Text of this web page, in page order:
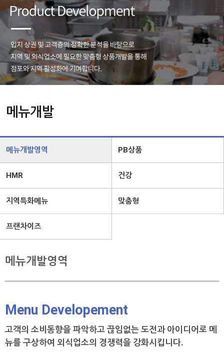
메뉴개발
메뉴개발영역 PB상품
HMR 건강
지역특화메뉴 맞춤형
프랜차이즈
메뉴개발영역
Menu Developement
고객의 소비동향을 파악하고 끊임없는 도전과 아이디어로 메
뉴를 구상하여 외식업소의 경쟁력을 강화시킵니다.